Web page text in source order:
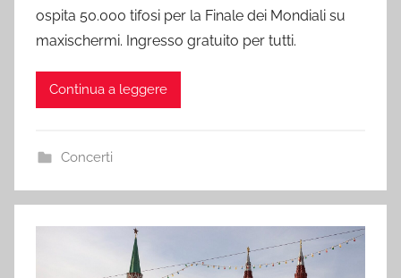
ospita 50.000 tifosi per la Finale dei Mondiali su
maxischermi. Ingresso gratuito per tutti.
Continua a leggere
Concerti